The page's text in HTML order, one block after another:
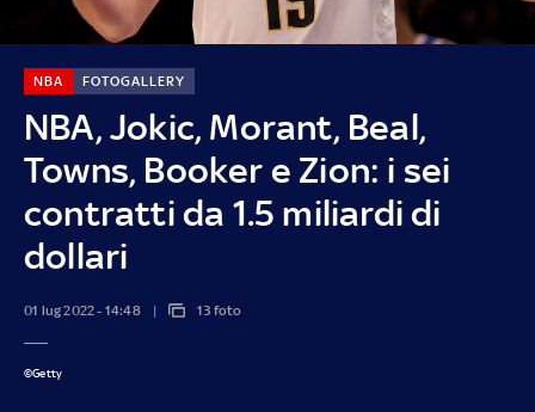
NBA, Jokic, Morant, Beal,
Towns, Booker e Zion: i sei
contratti da 1.5 miliardi di
dollari
NBA FOTOGALLERY
01 lug 2022 - 14:48 13 foto
©Getty